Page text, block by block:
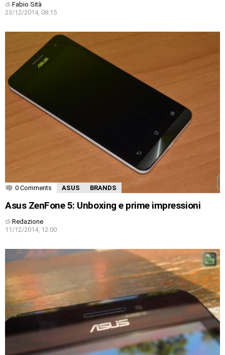
di Fabio Sità
23/12/2014, 08:15
0 Comments ASUS BRANDS
Asus ZenFone 5: Unboxing e prime impressioni
di Redazione
11/12/2014, 12:00